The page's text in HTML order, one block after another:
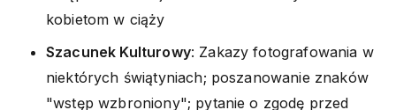
kobietom w ciąży
Szacunek Kulturowy: Zakazy fotografowania w
niektórych świątyniach; poszanowanie znaków
"wstęp wzbroniony"; pytanie o zgodę przed